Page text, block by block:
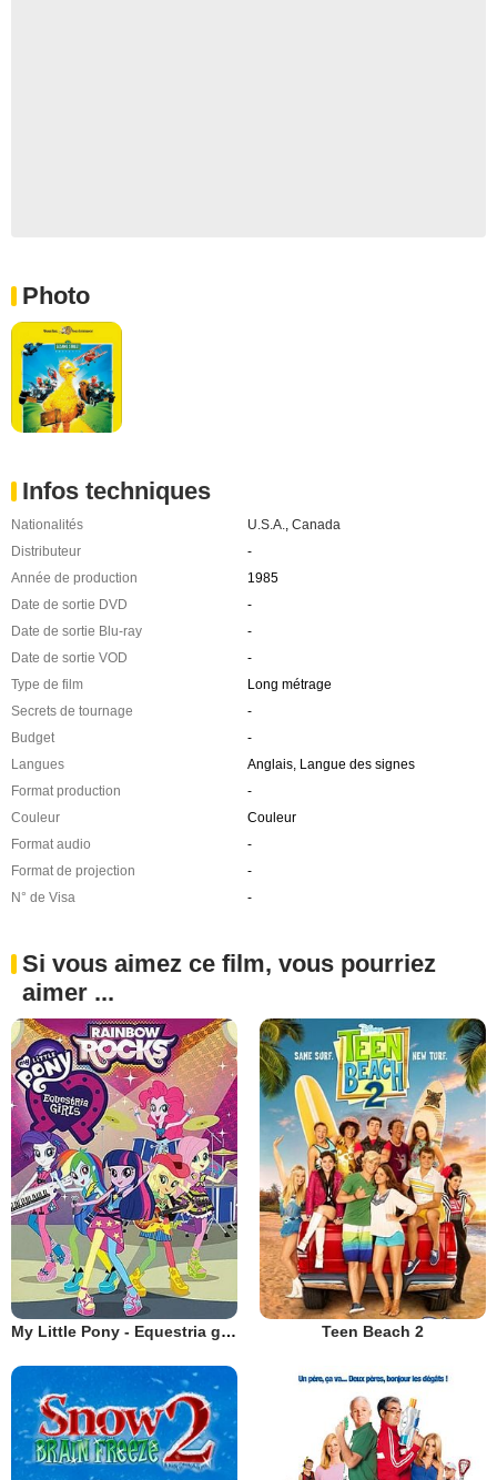
Photo
Infos techniques
Nationalités U.S.A.
Canada
Distributeur
-
Année de production
1985
Date de sortie DVD
-
Date de sortie Blu-ray
-
Date de sortie VOD
-
Type de film
Long métrage
Secrets de tournage
-
Budget
-
Langues
Anglais, Langue des signes
Format production
-
Couleur
Couleur
Format audio
-
Format de projection
-
N° de Visa
-
Si vous aimez ce film, vous pourriez
aimer ...
My Little Pony - Equestria girls 2 : Rainbow rocks, le film Teen Beach 2